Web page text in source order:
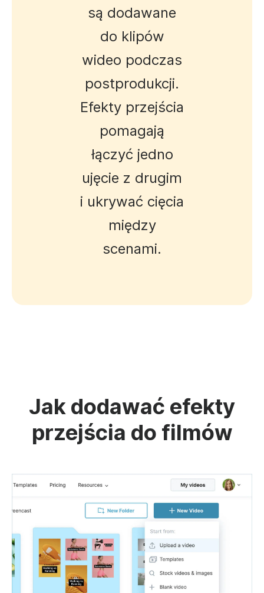
są dodawane
do klipów
wideo podczas
postprodukcji.
Efekty przejścia
pomagają
łączyć jedno
ujęcie z drugim
i ukrywać cięcia
między
scenami.
Jak dodawać efekty
przejścia do filmów